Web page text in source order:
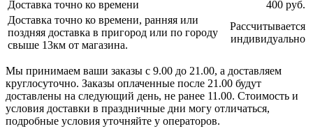
Доставка точно ко времени
400 руб.
Доставка точно ко времени, ранняя или
поздняя доставка в пригород или по городу
свыше 13км от магазина.
Рассчитывается
индивидуально
Мы принимаем ваши заказы с 9.00 до 21.00, а доставляем
круглосуточно. Заказы оплаченные после 21.00 будут
доставлены на следующий день, не ранее 11.00. Стоимость и
условия доставки в праздничные дни могу отличаться,
подробные условия уточняйте у операторов.